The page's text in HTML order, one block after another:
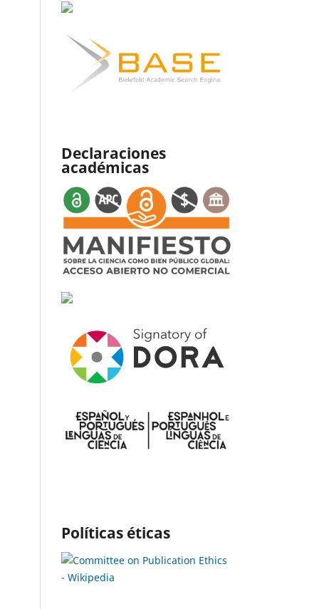
Declaraciones
académicas
Políticas éticas